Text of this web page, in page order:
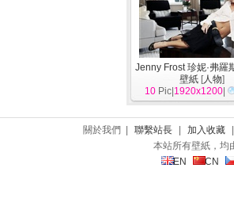
Jenny Frost 珍妮·弗羅
壁紙 [人物]
10 Pic| 1920x1200
關於我們 | 聯繫站長 加入收藏
本站所有壁紙，均
EN
CN